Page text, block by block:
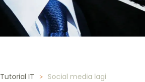
Tutorial IT
Social media lagi